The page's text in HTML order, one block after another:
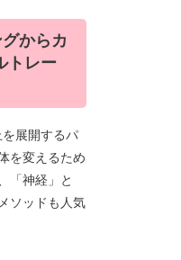
からカ
トレー
展開するパ
を変えるため
「神経」と
ソッドも人気